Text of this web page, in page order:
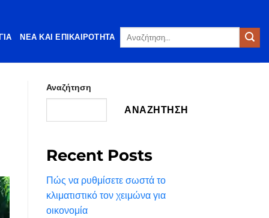
ΝΈΑ ΚΑΙ ΕΠΙΚΑΙΡΌΤΗΤΑ
Αναζήτηση
Αναζήτηση
ΑΝΑΖΉΤΗΣΗ
Recent Posts
Πώς να ρυθμίσετε σωστά το
κλιματιστικό τον χειμώνα για
οικονομία